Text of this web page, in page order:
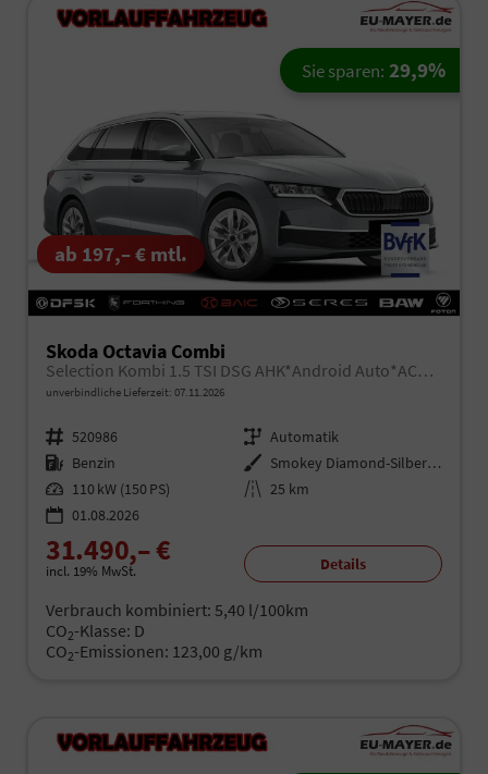
ab 197,– € mtl.
Skoda Octavia Combi
Selection Kombi 1.5 TSI DSG AHK*Android Auto*ACC*SHZ*E-Heck*Keyless*Kamera*2Z Klimaauto
unverbindliche Lieferzeit: 07.11.2026
Fahrzeugnr. 520986 Getriebe Automatik
Kraftstoff Benzin Außenfarbe
Smokey Diamond-Silber Metallic
Leistung 110 kW (150 PS) Kilometerstand 25 km
01.08.2026
31.490,– €
incl. 19% MwSt.
Sie sparen: 29,9%
Details
Verbrauch kombiniert: 5,40 l/100km
CO2-Klasse: D
CO2-Emissionen: 123,00 g/km